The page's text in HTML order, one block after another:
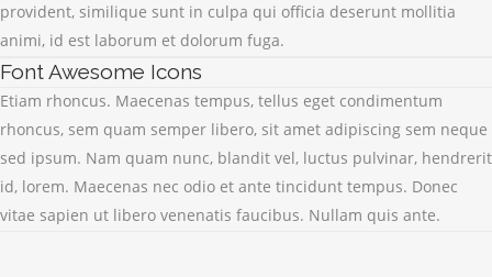
provident, similique sunt in culpa qui officia deserunt mollitia
animi, id est laborum et dolorum fuga.
Font Awesome Icons
Etiam rhoncus. Maecenas tempus, tellus eget condimentum
rhoncus, sem quam semper libero, sit amet adipiscing sem neque
sed ipsum. Nam quam nunc, blandit vel, luctus pulvinar, hendrerit
id, lorem. Maecenas nec odio et ante tincidunt tempus. Donec
vitae sapien ut libero venenatis faucibus. Nullam quis ante.